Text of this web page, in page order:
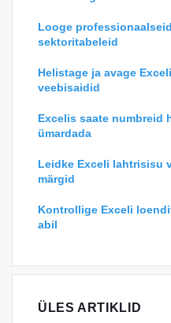
Looge
sektoritabeleid
Helistage ja avage
veebisaidid
Excelis saate numbreid
ümardada
Leidke Exceli lahtrisisu
märgid
Kontrollige Exceli
abil
ÜLES ARTIKLID